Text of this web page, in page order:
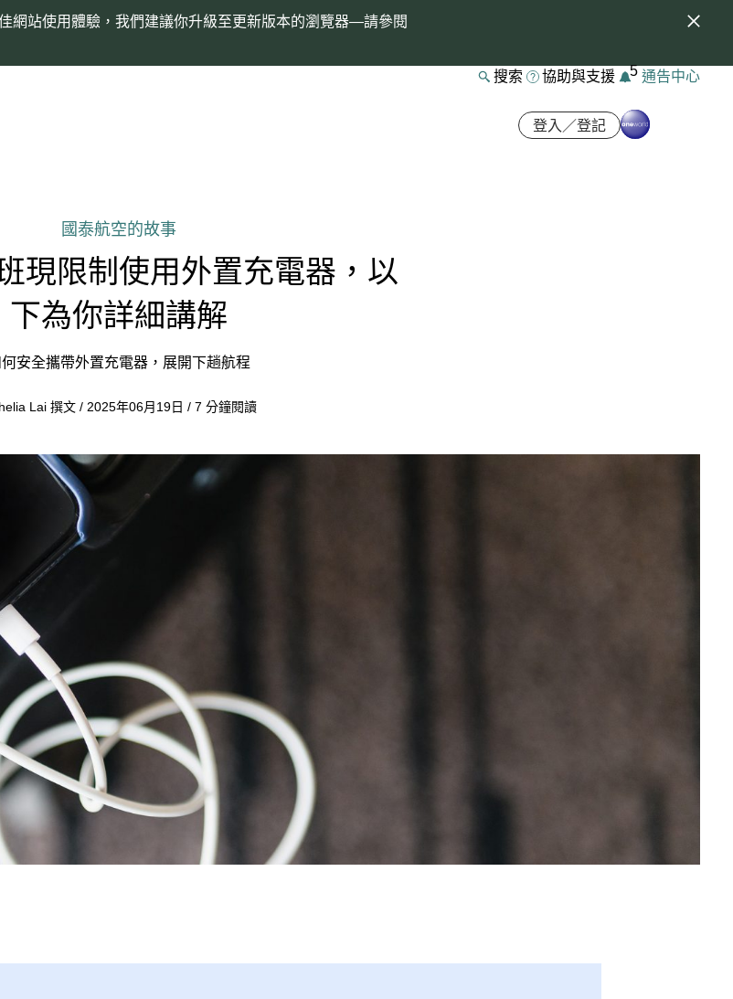
網站使用體驗，我們建議你升級至更新版本的瀏覽器—請參閱
搜索 協助與支援 5 通告中心
登入／登記
國泰航空的故事
現限制使用外置充電器，以
下為你詳細講解
安全攜帶外置充電器，展開下趟航程
Lai 撰文 / 2025年06月19日 / 7 分鐘閱讀